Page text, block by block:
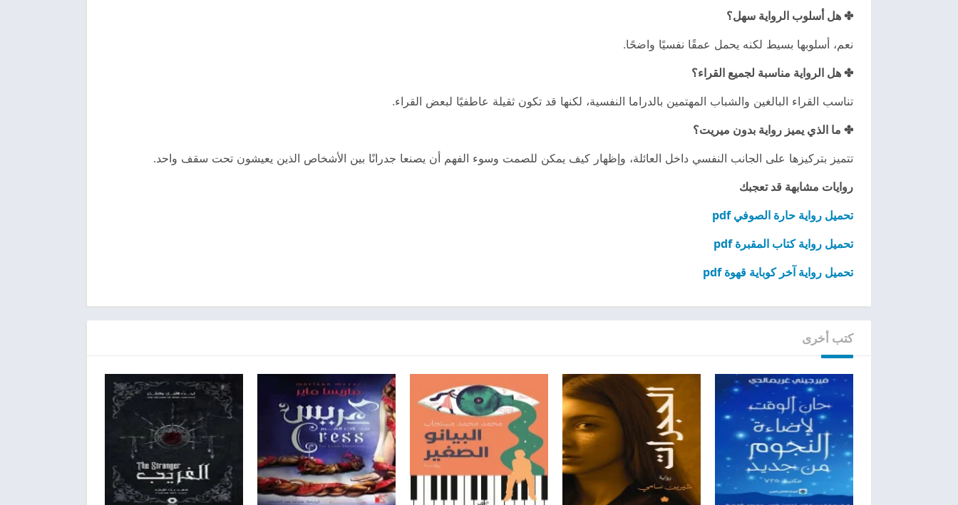
✤ هل أسلوب الرواية سهل؟
نعم، أسلوبها بسيط لكنه يحمل عمقًا نفسيًا واضحًا.
✤ هل الرواية مناسبة لجميع القراء؟
تناسب القراء البالغين والشباب المهتمين بالدراما النفسية، لكنها قد تكون ثقيلة عاطفيًا لبعض القراء.
✤ ما الذي يميز رواية بدون ميريت؟
تتميز بتركيزها على الجانب النفسي داخل العائلة، وإظهار كيف يمكن للصمت وسوء الفهم أن يصنعا جدرانًا بين الأشخاص الذين يعيشون تحت سقف واحد.
روايات مشابهة قد تعجبك
تحميل رواية حارة الصوفي pdf
تحميل رواية كتاب المقبرة pdf
تحميل رواية آخر كوباية قهوة pdf
كتب أخرى